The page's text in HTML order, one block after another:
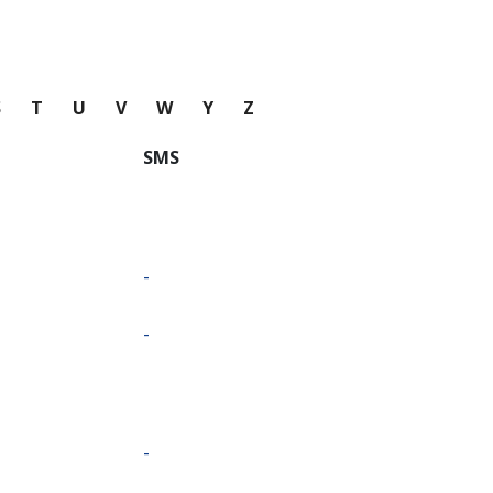
T U V W Y Z
SMS
-
-
-